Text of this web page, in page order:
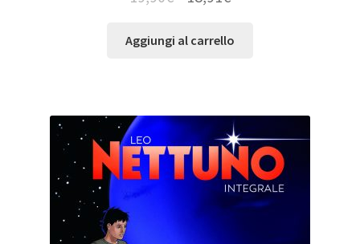
Aggiungi al carrello